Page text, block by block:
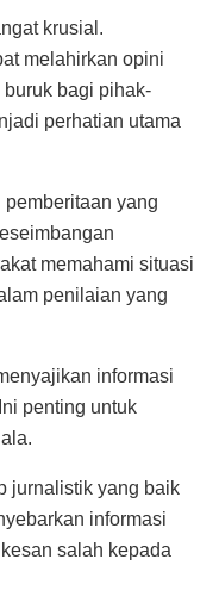
krusial.
melahirkan opini
bagi pihak-
perhatian utama
yang
memahami situasi
penilaian yang
informasi
penting untuk
jurnalistik yang baik
informasi
salah kepada